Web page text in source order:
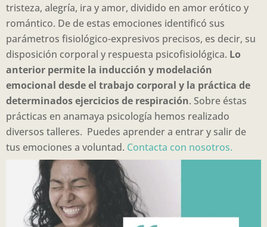
tristeza, alegría, ira y amor, dividido en amor erótico y
romántico. De de estas emociones identificó sus
parámetros fisiológico-expresivos precisos, es decir, su
disposición corporal y respuesta psicofisiológica. Lo
anterior permite la inducción y modelación
emocional desde el trabajo corporal y la práctica de
determinados ejercicios de respiración. Sobre éstas
prácticas en anamaya psicología hemos realizado
diversos talleres. Puedes aprender a entrar y salir de
tus emociones a voluntad. Contacta con nosotros.